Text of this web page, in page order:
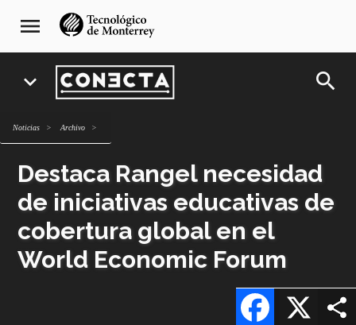
navegación
principal
menu
expand_more search
Noticias archivo
Destaca Rangel necesidad
de iniciativas educativas de
cobertura global en el
World Economic Forum
Facebook